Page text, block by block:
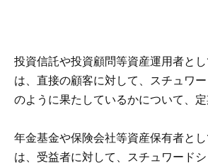
投資信託や投資顧問等資産運用者と
は、直接の顧客に対して、スチュワ
のように果たしているかについて、
年金基金や保険会社等資産保有者と
は、受益者に対して、スチュワード